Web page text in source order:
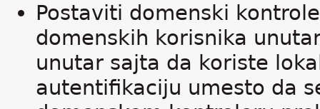
Postaviti domenski
domenskih korisnika
unutar sajta da koriste
autentifikaciju umesto da